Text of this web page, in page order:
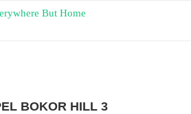
BOKOR HILL 3